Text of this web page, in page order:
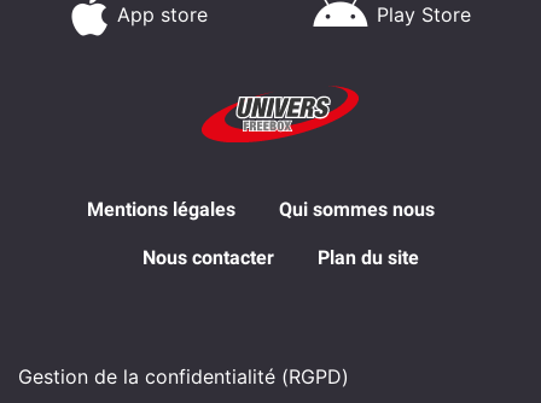
App store Play Store
Mentions légales Qui sommes nous
Nous contacter Plan du site
Gestion de la confidentialité (RGPD)